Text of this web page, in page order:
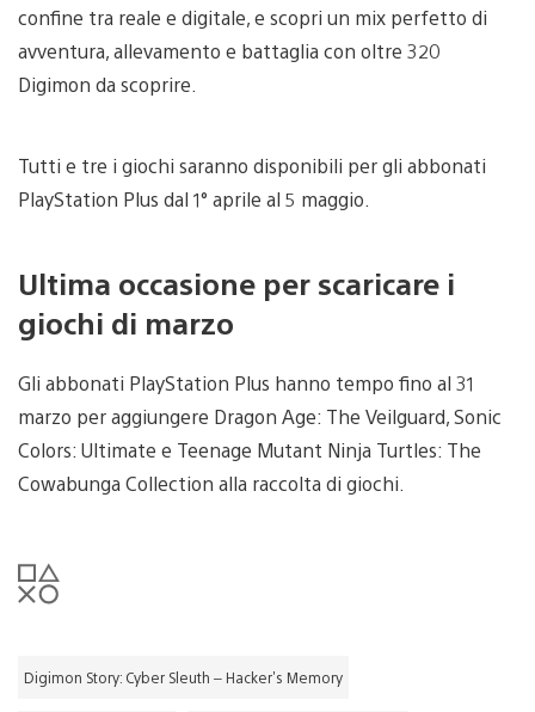
confine tra reale e digitale, e scopri un mix perfetto di
avventura, allevamento e battaglia con oltre 320
Digimon da scoprire.
Tutti e tre i giochi saranno disponibili per gli abbonati
PlayStation Plus dal 1° aprile al 5 maggio.
Ultima occasione per scaricare i
giochi di marzo
Gli abbonati PlayStation Plus hanno tempo fino al 31
marzo per aggiungere Dragon Age: The Veilguard, Sonic
Colors: Ultimate e Teenage Mutant Ninja Turtles: The
Cowabunga Collection alla raccolta di giochi.
Digimon Story: Cyber Sleuth – Hacker's Memory